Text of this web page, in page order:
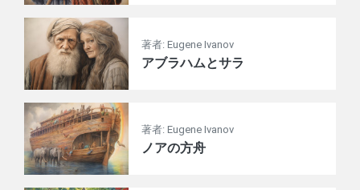
著者: Eugene Ivanov
アブラハムとサラ
著者: Eugene Ivanov
ノアの方舟